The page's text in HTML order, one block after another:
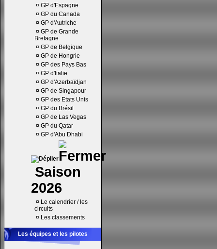
¤ GP d'Espagne
¤ GP du Canada
¤ GP d'Autriche
¤ GP de Grande
Bretagne
¤ GP de Belgique
¤ GP de Hongrie
¤ GP des Pays Bas
¤ GP d'Italie
¤ GP d'Azerbaïdjan
¤ GP de Singapour
¤ GP des Etats Unis
¤ GP du Brésil
¤ GP de Las Vegas
¤ GP du Qatar
¤ GP d'Abu Dhabi
Saison
2026
¤ Le calendrier / les
circuits
¤ Les classements
Les équipes et les pilotes